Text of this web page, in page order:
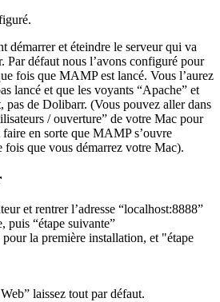
démarrer et éteindre le serveur qui va
Par défaut nous l’avons configuré pour
fois que MAMP est lancé. Vous l’aurez
lancé et que les voyants “Apache” et
pas de Dolibarr. (Vous pouvez aller dans
/ ouverture” de votre Mac pour
en sorte que MAMP s’ouvre
fois que vous démarrez votre Mac).
et rentrer l’adresse “localhost:8888”
puis “étape suivante”
la première installation, et "étape
laissez tout par défaut.